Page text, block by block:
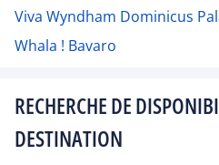
Viva Wyndham Dominicus
Whala ! Bavaro
RECHERCHE DE
DESTINATION